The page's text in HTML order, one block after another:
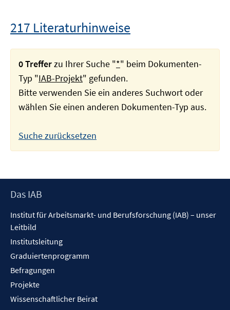
217 Literaturhinweise
0 Trefferzu Ihrer Suche "*" beim Dokumenten-
Typ "IAB-Projekt" gefunden.
Bitte verwenden Sie ein anderes Suchwort oder
wählen Sie einen anderen Dokumenten-Typ aus.
Suche zurücksetzen
Footer
Das IAB
Institut für Arbeitsmarkt- und Berufsforschung (IAB) – unser
Leitbild
Institutsleitung
Graduiertenprogramm
Befragungen
Projekte
Wissenschaftlicher Beirat